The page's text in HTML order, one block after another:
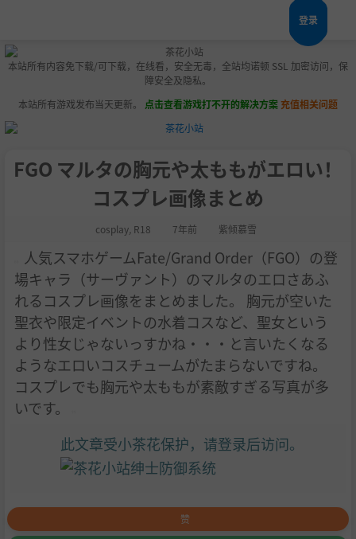
登录
本站所有内容免下载/可下载，在线看，安全无毒，全站均诺顿 SSL 加密访问，保
障安全及隐私。
本站所有游戏发布当天更新。 点击查看游戏打不开的解决方案充值相关问题
FGO マルタの胸元や太ももがエロい！
コスプレ画像まとめ
cosplay, R18 7年前 紫倾慕雪
人気スマホゲームFate/Grand Order（FGO）の登
場キャラ（サーヴァント）のマルタのエロさあふ
れるコスプレ画像をまとめました。 胸元が空いた
聖衣や限定イベントの水着コスなど、聖女という
より性女じゃないっすかね・・・と言いたくなる
ようなエロいコスチュームがたまらないですね。
コスプレでも胸元や太ももが素敵すぎる写真が多
いです。
此文章受小茶花保护，请登录后访问。
赞